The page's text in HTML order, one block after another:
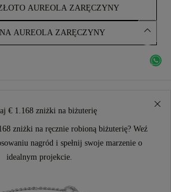
AUREOLA ZARĘCZYNY
AUREOLA ZARĘCZYNY
€ 1.168 zniżki na biżuterię
zniżki na ręcznie robioną biżuterię? Weź
nagród i spełnij swoje marzenie o
idealnym projekcie.